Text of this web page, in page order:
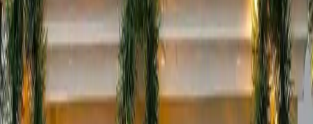
Kullanım Avantajları ve Pratiklik
İçeriğinde bulunan LED ışıklar enerji tasarrufu sağlayan ve uzun
ömürlü teknolojilerdir. Pilli yapıya sahip olması ise elektrik prizine
ihtiyaç duymadan kolayca kullanılmasını sağlar. Ayrıca ürünün
toplam uzunluğu olan 5 metre geniş alanları süslemek için idealdir.
Farklı alanlarda özellikle salonlar bahçeler veya etkinlik alanlarında
rahatlıkla kullanılabilir.
Dayanıklılık ve Güvenlik